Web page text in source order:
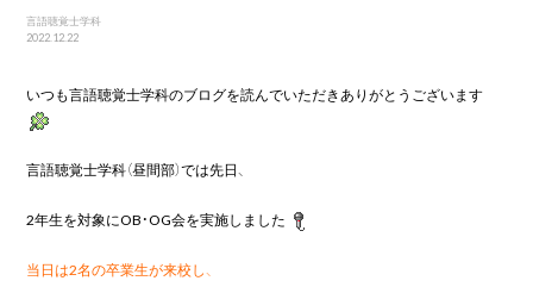
言語聴覚士学科
2022.12.22
いつも言語聴覚士学科のブログを読んでいただきありがとうございます
言語聴覚士学科（昼間部）では先日、
2年生を対象にOB・OG会を実施しました
当日は2名の卒業生が来校し、